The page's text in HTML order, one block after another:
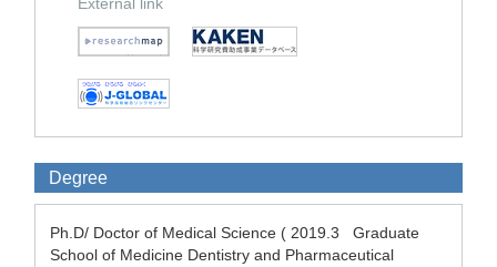
Degree
Ph.D/ Doctor of Medical Science ( 2019.3 Graduate
School of Medicine Dentistry and Pharmaceutical